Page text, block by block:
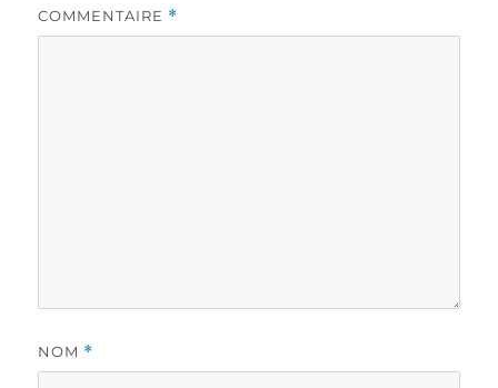
COMMENTAIRE *
NOM *